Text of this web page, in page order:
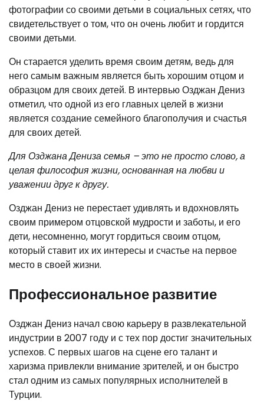
фотографии со своими детьми в социальных сетях, что
свидетельствует о том, что он очень любит и гордится
своими детьми.
Он старается уделить время своим детям, ведь для
него самым важным является быть хорошим отцом и
образцом для своих детей. В интервью Озджан Дениз
отметил, что одной из его главных целей в жизни
является создание семейного благополучия и счастья
для своих детей.
Для Озджана Дениза семья – это не просто слово, а
целая философия жизни, основанная на любви и
уважении друг к другу.
Озджан Дениз не перестает удивлять и вдохновлять
своим примером отцовской мудрости и заботы, и его
дети, несомненно, могут гордиться своим отцом,
который ставит их их интересы и счастье на первое
место в своей жизни.
Профессиональное развитие
Озджан Дениз начал свою карьеру в развлекательной
индустрии в 2007 году и с тех пор достиг значительных
успехов. С первых шагов на сцене его талант и
харизма привлекли внимание зрителей, и он быстро
стал одним из самых популярных исполнителей в
Турции.